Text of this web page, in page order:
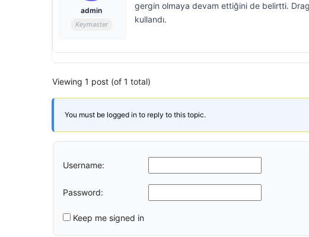
admin
Keymaster
gergin olmaya devam ettiğini de belirtti.
kullandı.
Viewing 1 post (of 1 total)
You must be logged in to reply to this topic.
Username:
Password:
Keep me signed in